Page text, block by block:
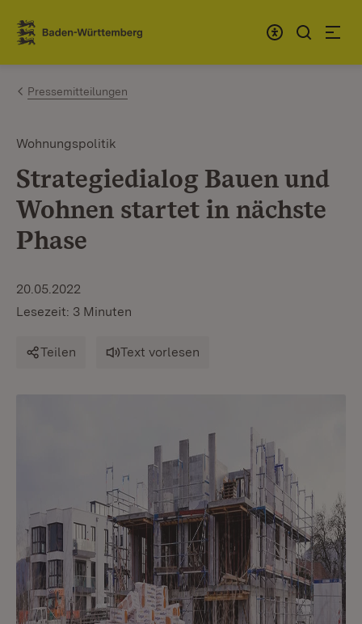
Zum Inhalt springen
Link zur Startseite
Pressemitteilungen
Wohnungspolitik
Strategiedialog Bauen und
Wohnen startet in nächste
Phase
20.05.2022
Lesezeit: 3 Minuten
Teilen Text vorlesen